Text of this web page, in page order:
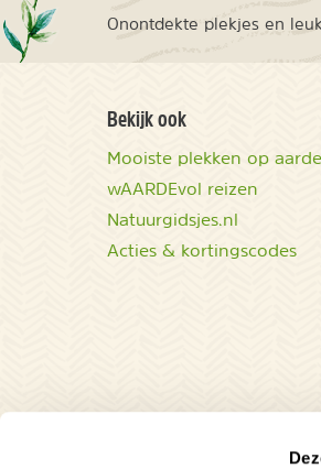
Onontdekte plekjes en
Bekijk ook
Mooiste plekken op aarde
wAARDEvol reizen
Natuurgidsjes.nl
Acties & kortingscodes